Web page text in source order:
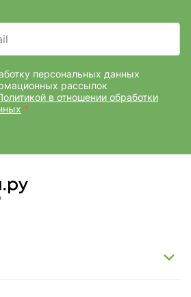
персональных данных
рассылок
в отношении обработки
*